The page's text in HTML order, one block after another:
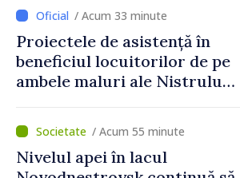
/ Acum 11 minute
Energocom a rezervat
necesarul de electricitate
pentru astăzi: „Energia
externe continuă să fie mai
scumpă, în special în orele
de vârf”
/ Acum 55 minute
Nivelul apei în lacul